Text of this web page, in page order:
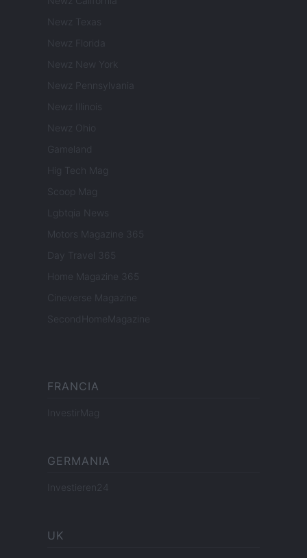
Newz Texas
Newz Florida
Newz New York
Newz Pennsylvania
Newz Illinois
Newz Ohio
Gameland
Hig Tech Mag
Scoop Mag
Lgbtqia News
Motors Magazine 365
Day Travel 365
Home Magazine 365
Cineverse Magazine
SecondHomeMagazine
FRANCIA
InvestirMag
GERMANIA
Investieren24
UK